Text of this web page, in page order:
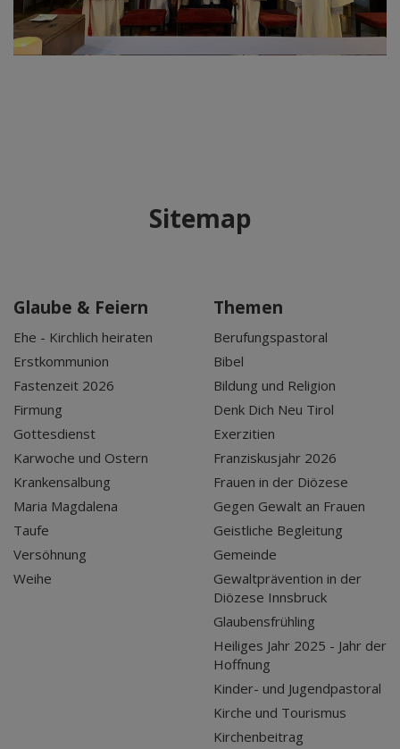
Sitemap
Glaube & Feiern
Ehe - Kirchlich heiraten
Erstkommunion
Fastenzeit 2026
Firmung
Gottesdienst
Karwoche und Ostern
Krankensalbung
Maria Magdalena
Taufe
Versöhnung
Weihe
Themen
Berufungspastoral
Bibel
Bildung und Religion
Denk Dich Neu Tirol
Exerzitien
Franziskusjahr 2026
Frauen in der Diözese
Gegen Gewalt an Frauen
Geistliche Begleitung
Gemeinde
Gewaltprävention in der
Diözese Innsbruck
Glaubensfrühling
Heiliges Jahr 2025 - Jahr der
Hoffnung
Kinder- und Jugendpastoral
Kirche und Tourismus
Kirchenbeitrag